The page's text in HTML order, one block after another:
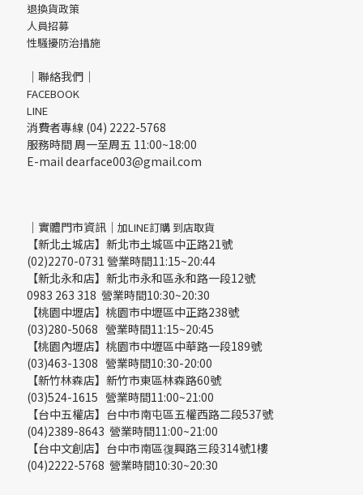
退換貨政策
人員招募
性騷擾防治措施
｜聯絡我們｜
FACEBOOK
LINE
消費者專線 (04) 2222-5768
服務時間 周一至周五 11:00~18:00
E-mail dearface003@gmail.com
｜實體門市資訊｜ 加LINE訂購 到店取貨
【新北土城店】新北市土城區中正路21號
(02)2270-0731 營業時間11:15~20:44
【新北永和店】新北市永和區永和路一段12號
0983 263 318 營業時間10:30~20:30
【桃園中壢店】桃園市中壢區中正路238號
(03)280-5068 營業時間11:15~20:45
【桃園內壢店】桃園市中壢區中華路一段189號
(03)463-1308 營業時間10:30-20:00
【新竹林森店】新竹市東區林森路60號
(03)524-1615 營業時間11:00~21:00
【台中五權店】台中市南屯區五權西路二段537號
(04)2389-8643 營業時間11:00~21:00
【台中文創店】台中市南區復興路三段314號1樓
(04)2222-5768 營業時間10:30~20:30